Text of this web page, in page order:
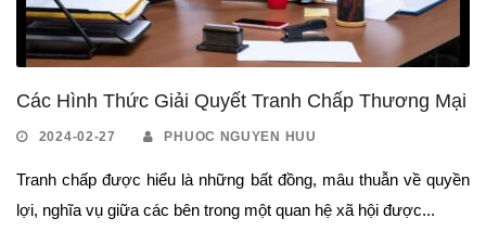
Các Hình Thức Giải Quyết Tranh Chấp Thương Mại
2024-02-27 PHUOC NGUYEN HUU
Tranh chấp được hiểu là những bất đồng, mâu thuẫn về quyền
lợi, nghĩa vụ giữa các bên trong một quan hệ xã hội được...